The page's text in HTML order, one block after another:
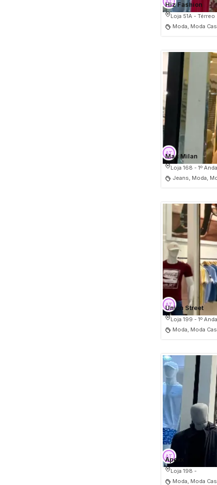
Hiz Fashion
Loja 51A - Térreo
Moda, Moda
Mac Milan
Loja 168 - 1º
Jeans, Moda,
Union Street
Loja 199 - 1º
Moda, Moda
Apexx
Loja 198 -
Moda, Moda